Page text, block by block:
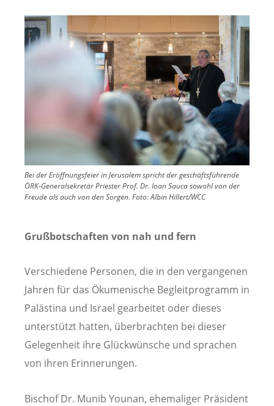
Image
Bei der Eröffnungsfeier in Jerusalem spricht der geschäftsführende
ÖRK-Generalsekretär Priester Prof. Dr. Ioan Sauca sowohl von der
Freude als auch von den Sorgen. Foto:Albin Hillert/WCC
Grußbotschaften von nah und fern
Verschiedene Personen, die in den vergangenen
Jahren für das Ökumenische Begleitprogramm in
Palästina und Israel gearbeitet oder dieses
unterstützt hatten, überbrachten bei dieser
Gelegenheit ihre Glückwünsche und sprachen
von ihren Erinnerungen.
Bischof Dr. Munib Younan, ehemaliger Präsident